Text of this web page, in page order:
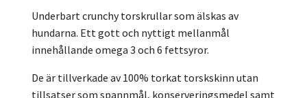
Underbart crunchy torskrullar som älskas av
hundarna. Ett gott och nyttigt mellanmål
innehållande omega 3 och 6 fettsyror.
De är tillverkade av 100% torkat torskskinn utan
tillsatser som spannmål, konserveringsmedel samt